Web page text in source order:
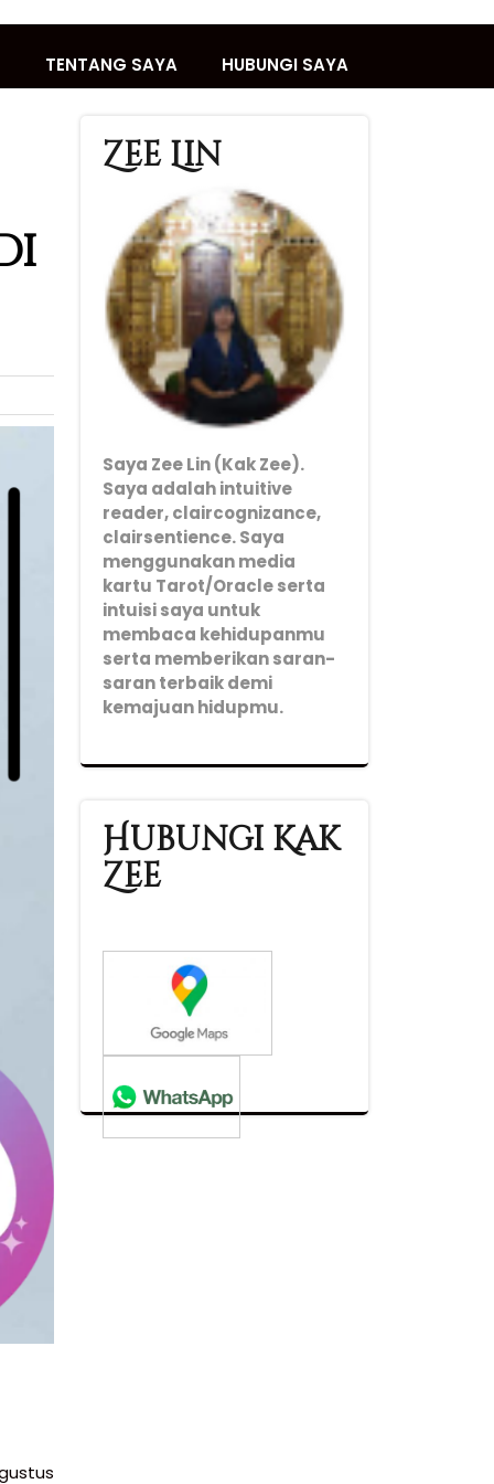
TENTANG SAYA HUBUNGI SAYA
Zee Lin
Saya Zee Lin (Kak Zee).
Saya adalah intuitive
reader, claircognizance,
clairsentience. Saya
menggunakan media
kartu Tarot/Oracle serta
intuisi saya untuk
membaca kehidupanmu
serta memberikan saran-
saran terbaik demi
kemajuan hidupmu.
Hubungi Kak
Zee